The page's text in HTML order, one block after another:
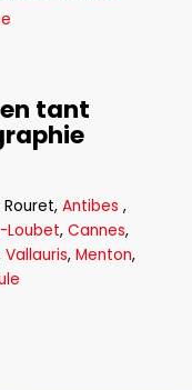
tant
Rouret, Antibes ,
Loubet, Cannes,
Vallauris, Menton,